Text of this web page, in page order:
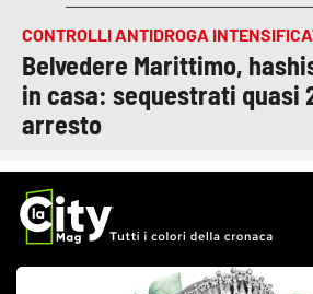
CONTROLLI ANTIDROGA
Belvedere Marittimo,
in casa: sequestrati quasi
arresto